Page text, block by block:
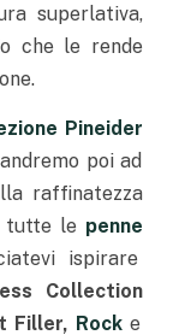
superlativa,
che le rende
Pineider
poi ad
raffinatezza
tutte le penne
ispirare
Collection
Filler, Rock e